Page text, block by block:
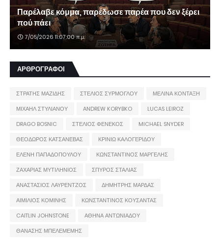
Παρέλαβε κόμμα, παρέδωσε παρέα που δεν ξέρει
πού πάει
7/05/2026 11:07:00 π.μ.
ΑΡΘΡΟΓΡΑΦΟΙ
ΣΤΡΑΤΗΣ ΜΑΖΙΔΗΣ ΣΤΕΛΙΟΣ ΣΥΡΜΟΓΛΟΥ
ΜΕΛΙΝΑ ΚΟΝΤΑΞΗ
ΜΙΧΑΗΛ ΣΤΥΛΙΑΝΟΥ
ANDREW KORYBKO
LUCAS LEIROZ
DRAGO BOSNIC
ΣΤΕΛΙΟΣ ΦΕΝΕΚΟΣ
MICHAEL SNYDER
ΘΕΟΔΩΡΟΣ ΚΑΤΣΑΝΕΒΑΣ
ΚΡΙΝΙΩ ΚΑΛΟΓΕΡΙΔΟΥ
ΕΛΕΝΗ ΠΑΠΑΔΟΠΟΥΛΟΥ
ΚΩΝΣΤΑΝΤΙΝΟΣ ΜΑΡΓΕΛΗΣ
ΖΑΧΑΡΙΑΣ ΜΥΤΙΛΗΝΙΟΣ
ΣΠΥΡΟΣ ΣΤΑΛΙΑΣ
ΑΝΑΣΤΑΣΙΟΣ ΛΑΥΡΕΝΤΖΟΣ
ΔΗΜΗΤΡΗΣ ΜΑΡΔΑΣ
ΑΙΜΙΛΙΟΣ ΚΟΜΙΝΗΣ
ΚΩΝΣΤΑΝΤΙΝΟΣ ΚΟΥΣΑΝΤΑΣ
CAITLIN JOHNSTONE
ΑΘΗΝΑ ΑΝΤΩΝΙΑΔΟΥ
ΘΑΝΑΣΗΣ ΜΠΕΛΕΜΕΜΗΣ